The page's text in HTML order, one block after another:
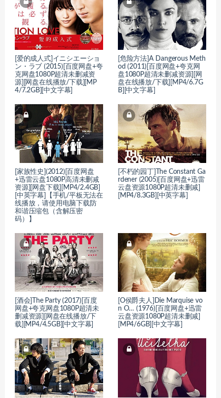
[爱的成人式]イニシエーショ
ン・ラブ (2015)[百度网盘+夸
克网盘1080P超清未删减资
源][网盘在线播放/下载][MP
4/7.2GB][中文字幕]
[危险方法]A Dangerous Meth
od (2011)[百度网盘+夸克网
盘1080P超清未删减资源][网
盘在线播放/下载][MP4/6.7G
B][中文字幕]
[家族性史](2012)[百度网盘
+迅雷云盘1080P高清未删减
资源][网盘下载][MP4/2.4GB]
[中英字幕]【手机/平板无法在
线播放，请使用电脑下载防
和谐压缩包（含解压密
码）】
[不朽的园丁]The Constant Ga
rdener (2005)[百度网盘+迅雷
云盘资源1080P超清未删减]
[MP4/8.3GB][中英字幕]
[酒会]The Party (2017)[百度
网盘+夸克网盘1080P超清未
删减资源][网盘在线播放/下
载][MP4/4.5GB][中文字幕]
[O侯爵夫人]Die Marquise vo
n O… (1976)[百度网盘+迅雷
云盘资源1080P超清未删减]
[MP4/6GB][中文字幕]